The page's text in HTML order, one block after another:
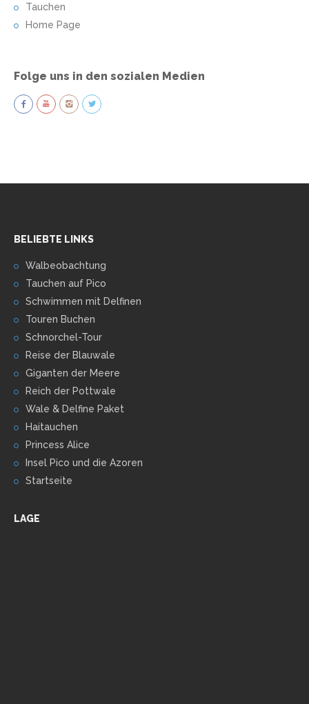
Tauchen
Home Page
Folge uns in den sozialen Medien
BELIEBTE LINKS
Walbeobachtung
Tauchen auf Pico
Schwimmen mit Delfinen
Touren Buchen
Schnorchel-Tour
Reise der Blauwale
Giganten der Meere
Reich der Pottwale
Wale & Delfine Paket
Haitauchen
Princess Alice
Insel Pico und die Azoren
Startseite
LAGE